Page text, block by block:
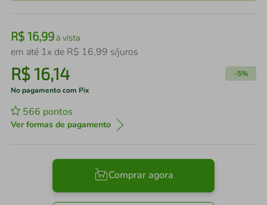
R$ 16,99à vista
em até 1x de R$ 16,99 s/juros
R$16,14 -5%
No pagamento com Pix
566 pontos
Ver formas de pagamento
Comprar agora